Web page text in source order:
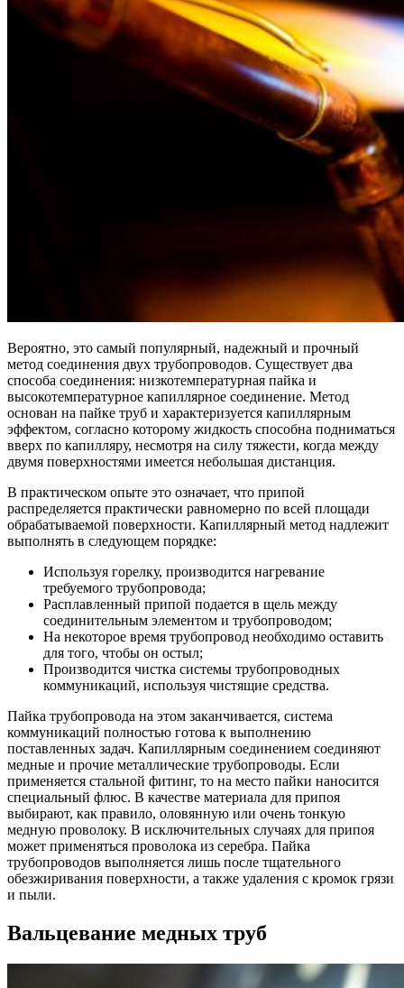
Вероятно, это самый популярный, надежный и прочный
метод соединения двух трубопроводов. Существует два
способа соединения: низкотемпературная пайка и
высокотемпературное капиллярное соединение. Метод
основан на пайке труб и характеризуется капиллярным
эффектом, согласно которому жидкость способна подниматься
вверх по капилляру, несмотря на силу тяжести, когда между
двумя поверхностями имеется небольшая дистанция.
В практическом опыте это означает, что припой
распределяется практически равномерно по всей площади
обрабатываемой поверхности. Капиллярный метод надлежит
выполнять в следующем порядке:
Используя горелку, производится нагревание
требуемого трубопровода;
Расплавленный припой подается в щель между
соединительным элементом и трубопроводом;
На некоторое время трубопровод необходимо оставить
для того, чтобы он остыл;
Производится чистка системы трубопроводных
коммуникаций, используя чистящие средства.
Пайка трубопровода на этом заканчивается, система
коммуникаций полностью готова к выполнению
поставленных задач. Капиллярным соединением соединяют
медные и прочие металлические трубопроводы. Если
применяется стальной фитинг, то на место пайки наносится
специальный флюс. В качестве материала для припоя
выбирают, как правило, оловянную или очень тонкую
медную проволоку. В исключительных случаях для припоя
может применяться проволока из серебра. Пайка
трубопроводов выполняется лишь после тщательного
обезжиривания поверхности, а также удаления с кромок грязи
и пыли.
Вальцевание медных труб